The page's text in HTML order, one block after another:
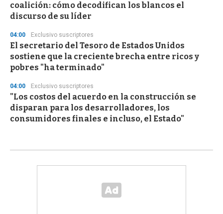
coalición: cómo decodifican los blancos el
discurso de su líder
04:00 Exclusivo suscriptores
El secretario del Tesoro de Estados Unidos
sostiene que la creciente brecha entre ricos y
pobres "ha terminado"
04:00 Exclusivo suscriptores
"Los costos del acuerdo en la construcción se
disparan para los desarrolladores, los
consumidores finales e incluso, el Estado"